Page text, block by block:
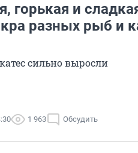
горькая и
разных рыб и
сильно выросли
1 963 Обсудить